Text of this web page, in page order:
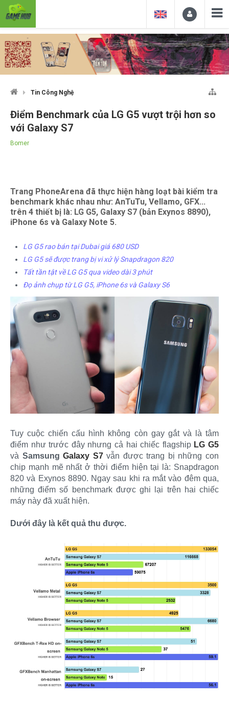
Tin Công Nghệ
Điểm Benchmark của LG G5 vượt trội hơn so
với Galaxy S7
Bomer
Trang PhoneArena đã thực hiện hàng loạt bài kiểm tra
benchmark khác nhau như: AnTuTu, Vellamo, GFX...
trên 4 thiết bị là: LG G5, Galaxy S7 (bản Exynos 8890),
iPhone 6s và Galaxy Note 5.
LG G5 rao bán tại Dubai giá 680 USD
LG G5 sẽ được trang bị vi xử lý Snapdragon 820
Tất tần tật về LG G5 qua video dài 3 phút
Đọ ảnh chụp từ LG G5, iPhone 6s và Galaxy S6
Tuy cuộc chiến cấu hình không còn gay gắt và là tâm
điểm như trước đây nhưng cả hai chiếc flagship LG G5
và SamsungGalaxy S7vẫn được trang bị những con
chip mạnh mẽ nhất ở thời điểm hiện tại là: Snapdragon
820 và Exynos 8890. Ngay sau khi ra mắt vào đêm qua,
những điểm số benchmark được ghi lại trên hai chiếc
máy này đã xuất hiện.
Dưới đây là kết quả thu được.